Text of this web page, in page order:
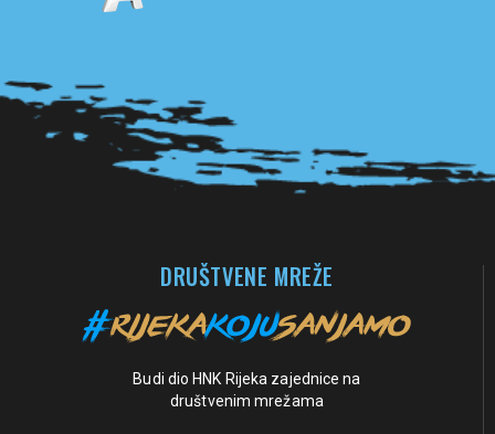
DRUŠTVENE MREŽE
Budi dio HNK Rijeka zajednice na
društvenim mrežama